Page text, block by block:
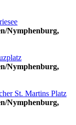
Nymphenburg,
Nymphenburg,
St. Martins Platz
Nymphenburg,